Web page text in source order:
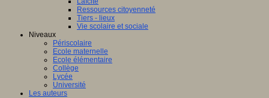
Ressources citoyenneté
Tiers - lieux
Vie scolaire et sociale
Niveaux
Périscolaire
Ecole maternelle
Ecole élémentaire
Collège
Lycée
Université
Les auteurs